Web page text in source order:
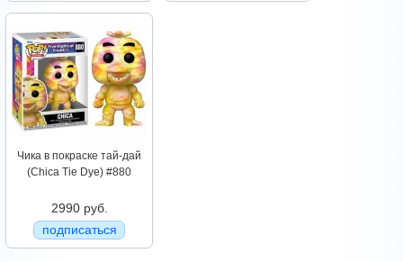
Чика в покраске тай-дай
(Chica Tie Dye) #880
2990 руб.
подписаться